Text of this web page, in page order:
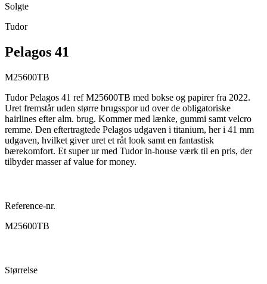
Solgte
Tudor
Pelagos 41
M25600TB
Tudor Pelagos 41 ref M25600TB med bokse og papirer fra 2022.
Uret fremstår uden større brugsspor ud over de obligatoriske
hairlines efter alm. brug. Kommer med lænke, gummi samt velcro
remme. Den eftertragtede Pelagos udgaven i titanium, her i 41 mm
udgaven, hvilket giver uret et råt look samt en fantastisk
bærekomfort. Et super ur med Tudor in-house værk til en pris, der
tilbyder masser af value for money.
Reference-nr.
M25600TB
Størrelse